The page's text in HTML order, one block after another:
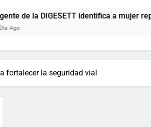
identifica a mujer reportada como
fortalecer la seguridad vial